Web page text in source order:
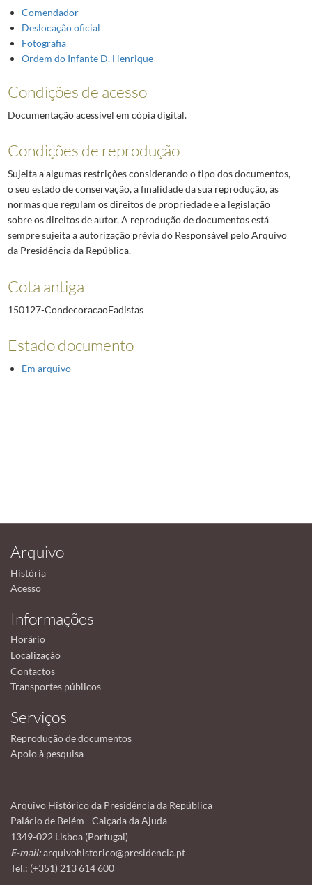
Comendador
Deslocação oficial
Fotografia
Ordem do Infante D. Henrique
Condições de acesso
Documentação acessível em cópia digital.
Condições de reprodução
Sujeita a algumas restrições considerando o tipo dos documentos,
o seu estado de conservação, a finalidade da sua reprodução, as
normas que regulam os direitos de propriedade e a legislação
sobre os direitos de autor. A reprodução de documentos está
sempre sujeita a autorização prévia do Responsável pelo Arquivo
da Presidência da República.
Cota antiga
150127-CondecoracaoFadistas
Estado documento
Em arquivo
Arquivo
História
Acesso
Informações
Horário
Localização
Contactos
Transportes públicos
Serviços
Reprodução de documentos
Apoio à pesquisa
Arquivo Histórico da Presidência da República
Palácio de Belém - Calçada da Ajuda
1349-022 Lisboa (Portugal)
E-mail:arquivohistorico@presidencia.pt
Tel.: (+351) 213 614 600